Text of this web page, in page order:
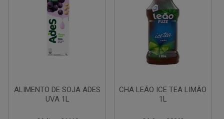
ALIMENTO DE SOJA ADES
UVA 1L
CHA LEÃO ICE TEA LIMÃO
1L